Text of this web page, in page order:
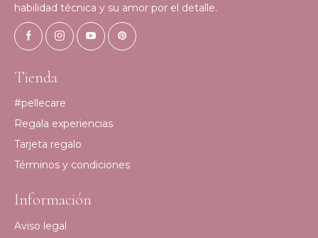
habilidad técnica y su amor por el detalle.
Tienda
#pellecare
Regala experiencias
Tarjeta regalo
Términos y condiciones
Información
Aviso legal